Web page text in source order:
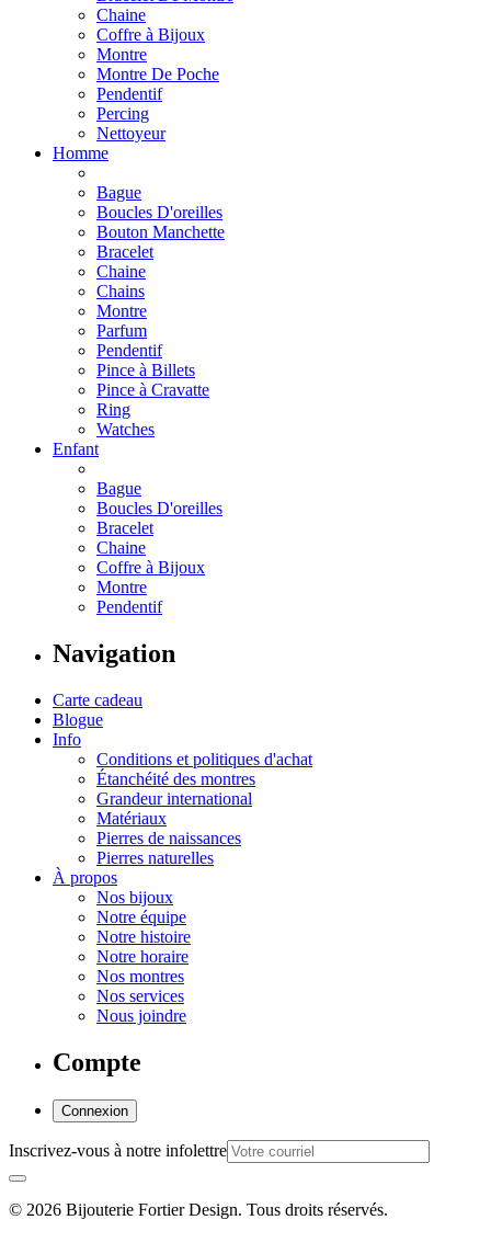
Chaine
Coffre à Bijoux
Montre
Montre De Poche
Pendentif
Percing
Nettoyeur
Homme
Bague
Boucles D'oreilles
Bouton Manchette
Bracelet
Chaine
Chains
Montre
Parfum
Pendentif
Pince à Billets
Pince à Cravatte
Ring
Watches
Enfant
Bague
Boucles D'oreilles
Bracelet
Chaine
Coffre à Bijoux
Montre
Pendentif
Navigation
Carte cadeau
Blogue
Info
Conditions et politiques d'achat
Étanchéité des montres
Grandeur international
Matériaux
Pierres de naissances
Pierres naturelles
À propos
Nos bijoux
Notre équipe
Notre histoire
Notre horaire
Nos montres
Nos services
Nous joindre
Compte
Connexion
Inscrivez-vous à notre infolettre
© 2026 Bijouterie Fortier Design. Tous droits réservés.